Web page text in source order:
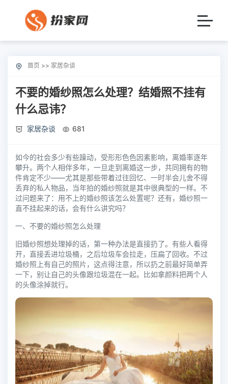
首页 >> 家居杂谈
不要的婚纱照怎么处理？结婚照不挂有
什么忌讳？
家居杂谈 681
如今的社会多少有些躁动，受形形色色因素影响，离婚率逐年
攀升。两个人相伴多年，一旦走到离婚这一步，共同拥有的物
件肯定不少——尤其是那些带着过往回忆、一时半会儿舍不得
丢弃的私人物品，当年拍的婚纱照就是其中很典型的一样。不
过问题来了：用不上的婚纱照该怎么处置呢？还有，婚纱照一
直不挂起来的话，会有什么讲究吗？
一、不要的婚纱照怎么处理
旧婚纱照想处理掉的话，第一种办法是直接扔了。有些人看得
开，直接丢进垃圾桶，之后垃圾车会拉走，压扁了回收。不过
婚纱照上有自己的照片，这点得注意，所以扔之前最好简单弄
一下，别让自己的头像跟垃圾混在一起。比如拿颜料把两个人
的头像涂掉就行。